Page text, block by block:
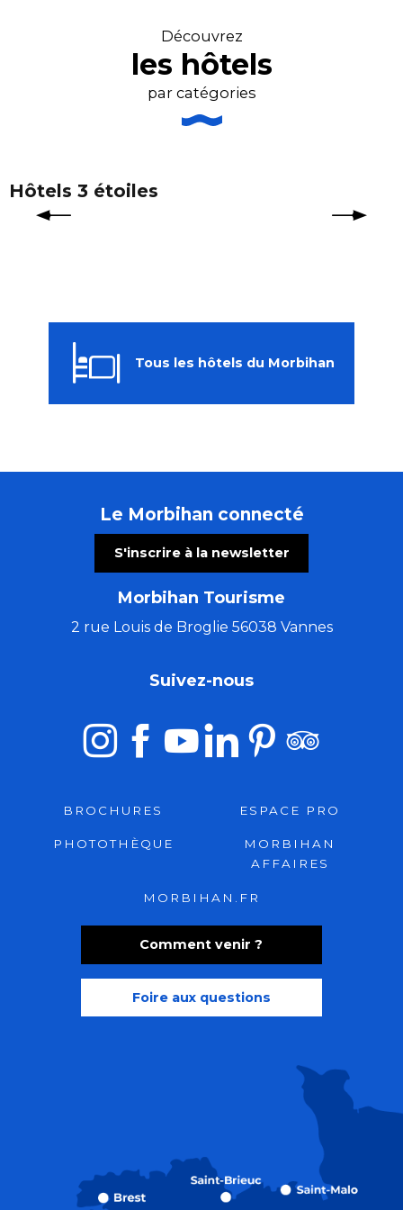
Découvrez
les hôtels
par catégories
Hôtels 3 étoiles
Tous les hôtels du Morbihan
Le Morbihan connecté
S'inscrire à la newsletter
Morbihan Tourisme
2 rue Louis de Broglie 56038 Vannes
Comment venir ?
Foire aux questions
Suivez-nous
BROCHURES ESPACE PRO
PHOTOTHÈQUE
MORBIHAN
AFFAIRES
MORBIHAN.FR